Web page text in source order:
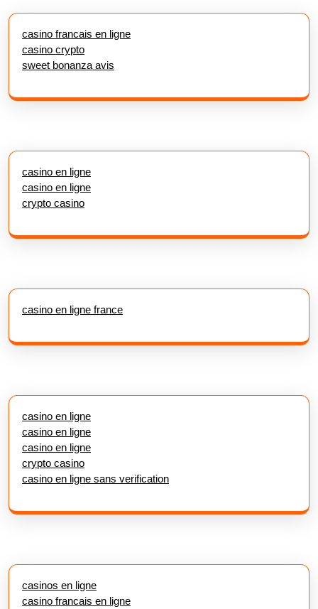
casino francais en ligne
casino crypto
sweet bonanza avis
casino en ligne
casino en ligne
crypto casino
casino en ligne france
casino en ligne
casino en ligne
casino en ligne
crypto casino
casino en ligne sans verification
casinos en ligne
casino francais en ligne